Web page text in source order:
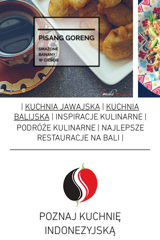
| KUCHNIA JAWAJSKA | KUCHNIA
BALIJSKA| INSPIRACJE KULINARNE |
PODRÓŻE KULINARNE | NAJLEPSZE
RESTAURACJE NA BALI |
POZNAJ KUCHNIĘ
INDONEZYJSKĄ